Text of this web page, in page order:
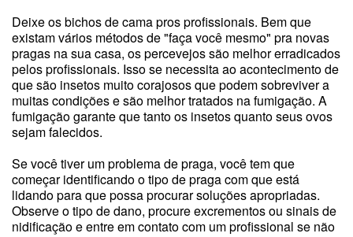
Deixe os bichos de cama pros profissionais. Bem que
existam vários métodos de "faça você mesmo" pra novas
pragas na sua casa, os percevejos são melhor erradicados
pelos profissionais. Isso se necessita ao acontecimento de
que são insetos muito corajosos que podem sobreviver a
muitas condições e são melhor tratados na fumigação. A
fumigação garante que tanto os insetos quanto seus ovos
sejam falecidos.
Se você tiver um problema de praga, você tem que
começar identificando o tipo de praga com que está
lidando para que possa procurar soluções apropriadas.
Observe o tipo de dano, procure excrementos ou sinais de
nidificação e entre em contato com um profissional se não